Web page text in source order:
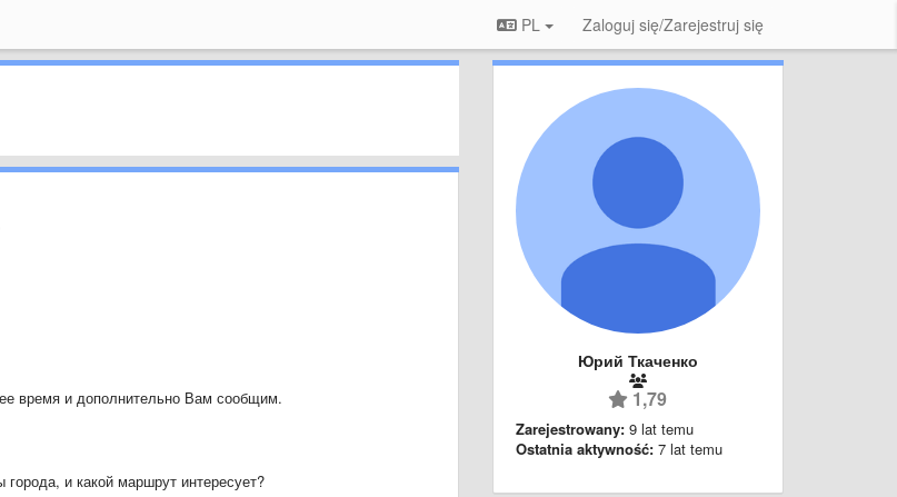
PL Zaloguj się/Zarejestruj się
время и дополнительно Вам сообщим.
и какой маршрут интересует?
Юрий Ткаченко
1,79
Zarejestrowany: 9 lat temu
Ostatnia aktywność: 7 lat temu